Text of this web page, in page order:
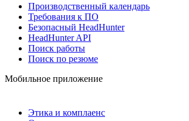
Производственный календарь
Требования к ПО
Безопасный HeadHunter
HeadHunter API
Поиск работы
Поиск по резюме
Мобильное приложение
Этика и комплаенс